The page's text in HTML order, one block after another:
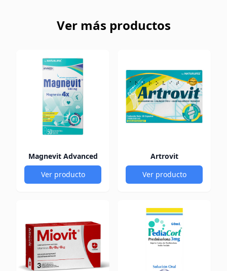
Ver más productos
Magnevit Advanced
Ver producto
Artrovit
Ver producto